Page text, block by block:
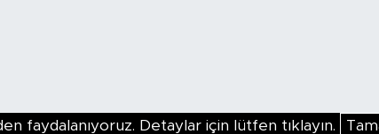
faydalanıyoruz. Detaylar için lütfen tıklayın.